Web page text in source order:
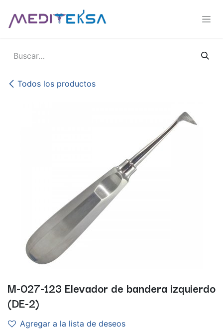
Todos los productos
M-027-123 Elevador de bandera izquierdo
(DE-2)
Agregar a la lista de deseos